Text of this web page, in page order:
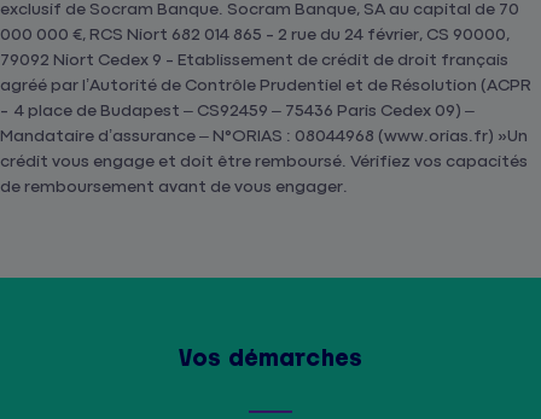
exclusif de Socram Banque. Socram Banque, SA au capital de 70
000 000 €, RCS Niort 682 014 865 - 2 rue du 24 février, CS 90000,
79092 Niort Cedex 9 - Etablissement de crédit de droit français
agréé par l’Autorité de Contrôle Prudentiel et de Résolution (ACPR
- 4 place de Budapest – CS92459 – 75436 Paris Cedex 09) –
Mandataire d’assurance – N°ORIAS : 08044968 (www.orias.fr) »Un
crédit vous engage et doit être remboursé. Vérifiez vos capacités
de remboursement avant de vous engager.
Vos démarches